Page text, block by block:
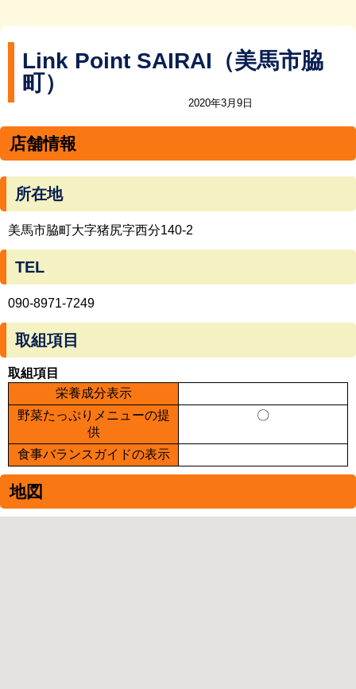
Link Point SAIRAI（美馬市脇
町）
2020年3月9日
店舗情報
所在地
美馬市脇町大字猪尻字西分140-2
TEL
090-8971-7249
取組項目
取組項目
栄養成分表示
野菜たっぷりメニューの提
供
〇
食事バランスガイドの表示
地図